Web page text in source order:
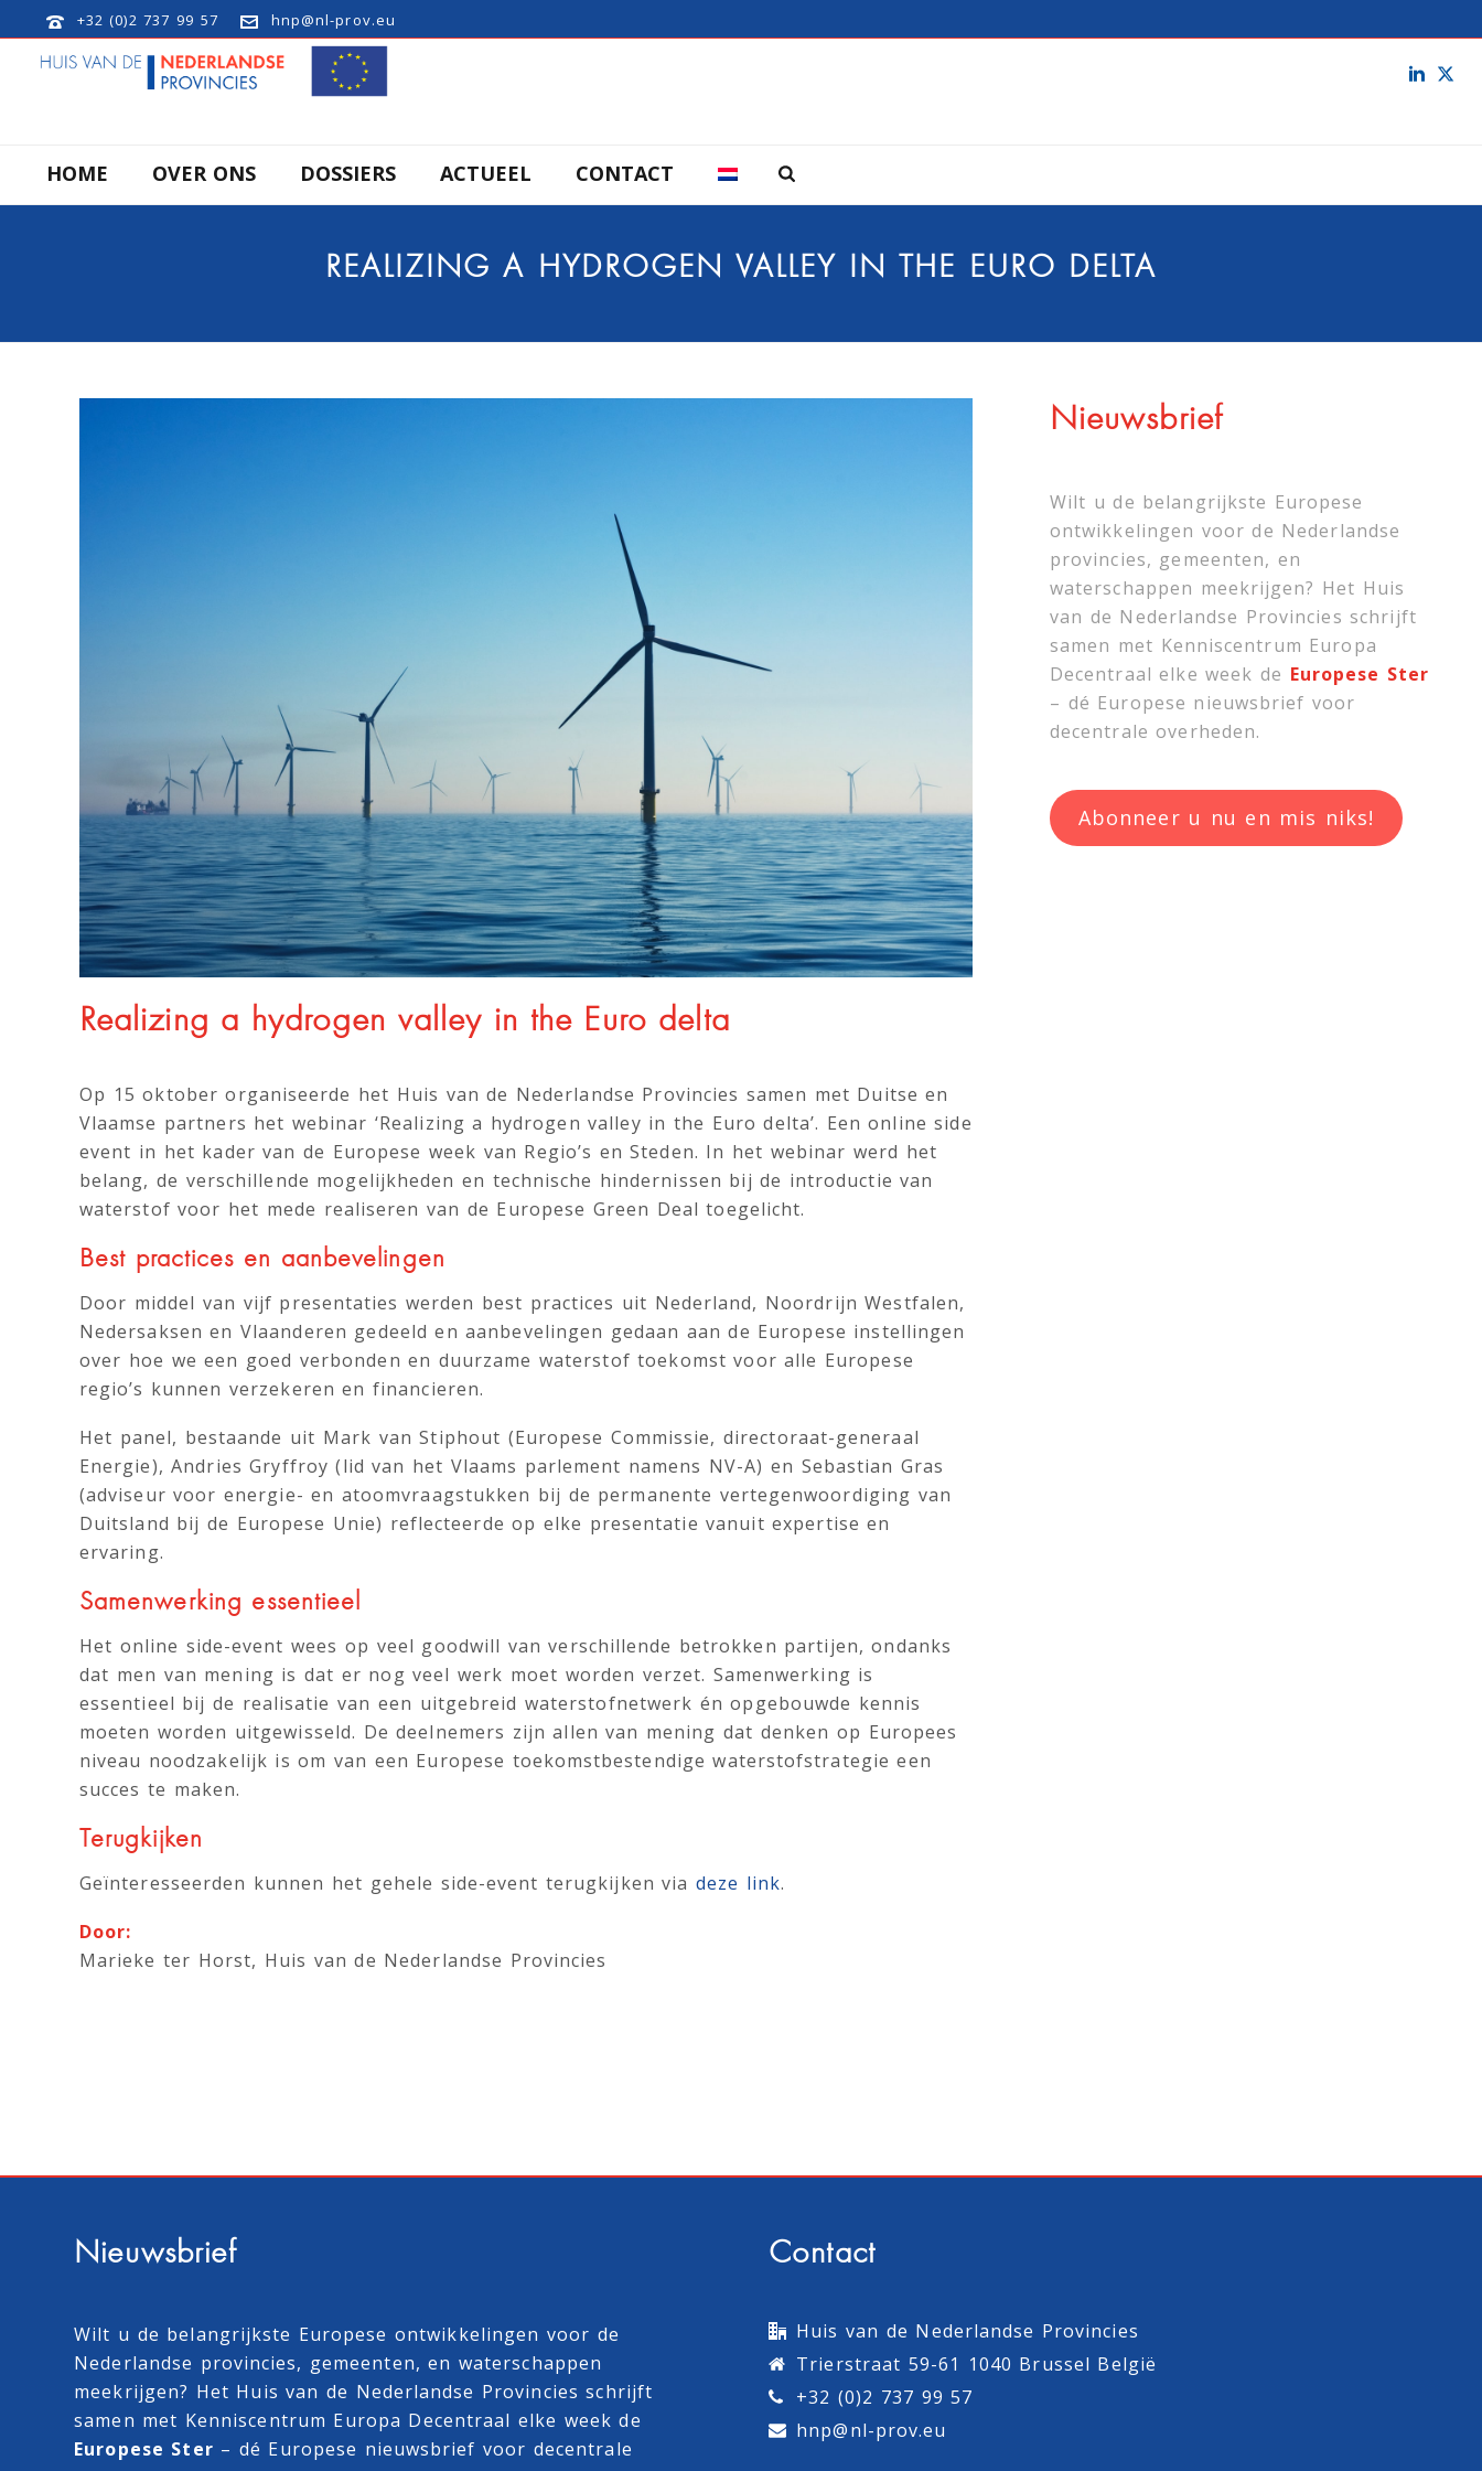
+32 (0)2 737 99 57 hnp@nl-prov.eu
HOME OVER ONS DOSSIERS ACTUEEL CONTACT
REALIZING A HYDROGEN VALLEY IN THE EURO DELTA
Realizing a hydrogen valley in the Euro delta
Op 15 oktober organiseerde het Huis van de Nederlandse Provincies samen met Duitse en
Vlaamse partners het webinar ‘Realizing a hydrogen valley in the Euro delta’. Een online side
event in het kader van de Europese week van Regio’s en Steden. In het webinar werd het
belang, de verschillende mogelijkheden en technische hindernissen bij de introductie van
waterstof voor het mede realiseren van de Europese Green Deal toegelicht.
Best practices en aanbevelingen
Door middel van vijf presentaties werden best practices uit Nederland, Noordrijn Westfalen,
Nedersaksen en Vlaanderen gedeeld en aanbevelingen gedaan aan de Europese instellingen
over hoe we een goed verbonden en duurzame waterstof toekomst voor alle Europese
regio’s kunnen verzekeren en financieren.
Het panel, bestaande uit Mark van Stiphout (Europese Commissie, directoraat-generaal
Energie), Andries Gryffroy (lid van het Vlaams parlement namens NV-A) en Sebastian Gras
(adviseur voor energie- en atoomvraagstukken bij de permanente vertegenwoordiging van
Duitsland bij de Europese Unie) reflecteerde op elke presentatie vanuit expertise en
ervaring.
Samenwerking essentieel
Het online side-event wees op veel goodwill van verschillende betrokken partijen, ondanks
dat men van mening is dat er nog veel werk moet worden verzet. Samenwerking is
essentieel bij de realisatie van een uitgebreid waterstofnetwerk én opgebouwde kennis
moeten worden uitgewisseld. De deelnemers zijn allen van mening dat denken op Europees
niveau noodzakelijk is om van een Europese toekomstbestendige waterstofstrategie een
succes te maken.
Terugkijken
Geïnteresseerden kunnen het gehele side-event terugkijken viadeze link.
Door:
Marieke ter Horst, Huis van de Nederlandse Provincies
Nieuwsbrief
Wilt u de belangrijkste Europese
ontwikkelingen voor de Nederlandse
provincies, gemeenten, en
waterschappen meekrijgen? Het Huis
van de Nederlandse Provincies schrijft
samen met Kenniscentrum Europa
Decentraal elke week de Europese Ster
– dé Europese nieuwsbrief voor
decentrale overheden.
Abonneer u nu en mis niks!
Nieuwsbrief
Wilt u de belangrijkste Europese ontwikkelingen voor de
Nederlandse provincies, gemeenten, en waterschappen
meekrijgen? Het Huis van de Nederlandse Provincies schrijft
samen met Kenniscentrum Europa Decentraal elke week de
Europese Ster – dé Europese nieuwsbrief voor decentrale
Contact
Huis van de Nederlandse Provincies
Trierstraat 59-61 1040 Brussel België
+32 (0)2 737 99 57
hnp@nl-prov.eu